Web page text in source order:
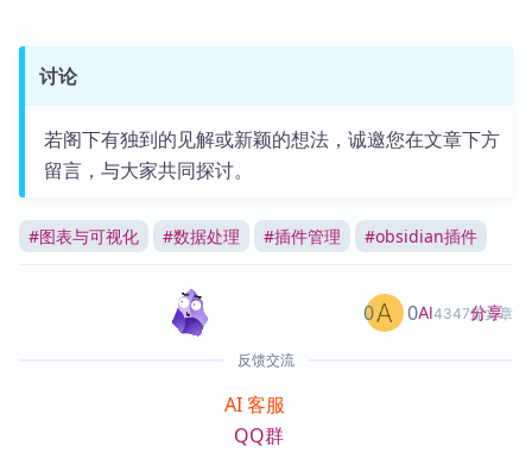
讨论
若阁下有独到的见解或新颖的想法，诚邀您在文章下方
留言，与大家共同探讨。
#图表与可视化 #数据处理 #插件管理 #obsidian插件
AI4347篇文章
0 0 分享
反馈交流
AI 客服
QQ群